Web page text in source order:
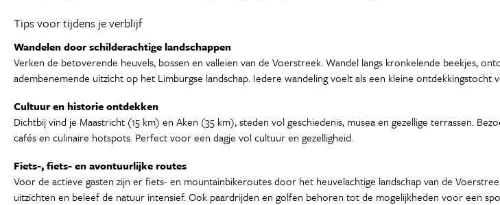
Tips voor tijdens je verblijf
Wandelen door schilderachtige landschappen
Verken de betoverende heuvels, bossen en valleien van de Voerstreek. Wandel langs kronkelende beekjes,
adembenemende uitzicht op het Limburgse landschap. Iedere wandeling voelt als een kleine ontdekkingstocht
Cultuur en historie ontdekken
Dichtbij vind je Maastricht (15 km) en Aken (35 km), steden vol geschiedenis, musea en gezellige terrassen.
cafés en culinaire hotspots. Perfect voor een dagje vol cultuur en gezelligheid.
Fiets-, fiets- en avontuurlijke routes
Voor de actieve gasten zijn er fiets- en mountainbikeroutes door het heuvelachtige landschap van de
uitzichten en beleef de natuur intensief. Ook paardrijden en golfen behoren tot de mogelijkheden voor een